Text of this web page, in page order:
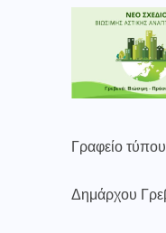
Γραφείο τύπου
Δημάρχου